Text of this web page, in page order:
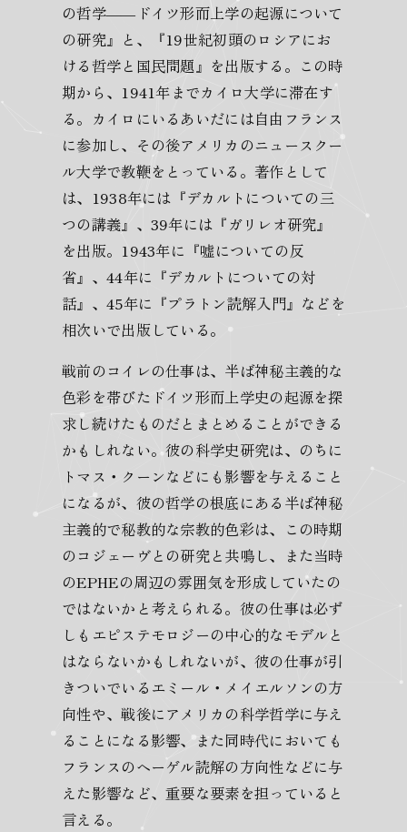
の哲学――ドイツ形而上学の起源について
の研究』と、『19世紀初頭のロシアにお
ける哲学と国民問題』を出版する。この時
期から、1941年までカイロ大学に滞在す
る。カイロにいるあいだには自由フランス
に参加し、その後アメリカのニュースクー
ル大学で教鞭をとっている。著作として
は、1938年には『デカルトについての三
つの講義』、39年には『ガリレオ研究』
を出版。1943年に『嘘についての反
省』、44年に『デカルトについての対
話』、45年に『プラトン読解入門』などを
相次いで出版している。
戦前のコイレの仕事は、半ば神秘主義的な
色彩を帯びたドイツ形而上学史の起源を探
求し続けたものだとまとめることができる
かもしれない。彼の科学史研究は、のちに
トマス・クーンなどにも影響を与えること
になるが、彼の哲学の根底にある半ば神秘
主義的で秘教的な宗教的色彩は、この時期
のコジェーヴとの研究と共鳴し、また当時
のEPHEの周辺の雰囲気を形成していたの
ではないかと考えられる。彼の仕事は必ず
しもエピステモロジーの中心的なモデルと
はならないかもしれないが、彼の仕事が引
きついでいるエミール・メイエルソンの方
向性や、戦後にアメリカの科学哲学に与え
ることになる影響、また同時代においても
フランスのヘーゲル読解の方向性などに与
えた影響など、重要な要素を担っていると
言える。